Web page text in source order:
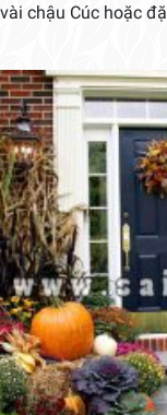
chậu Cúc hoặc